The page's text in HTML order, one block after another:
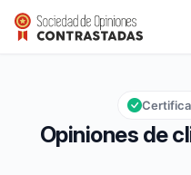
Freeride
Calificación global: 9,7 de 10
9,7/10
Opiniones de